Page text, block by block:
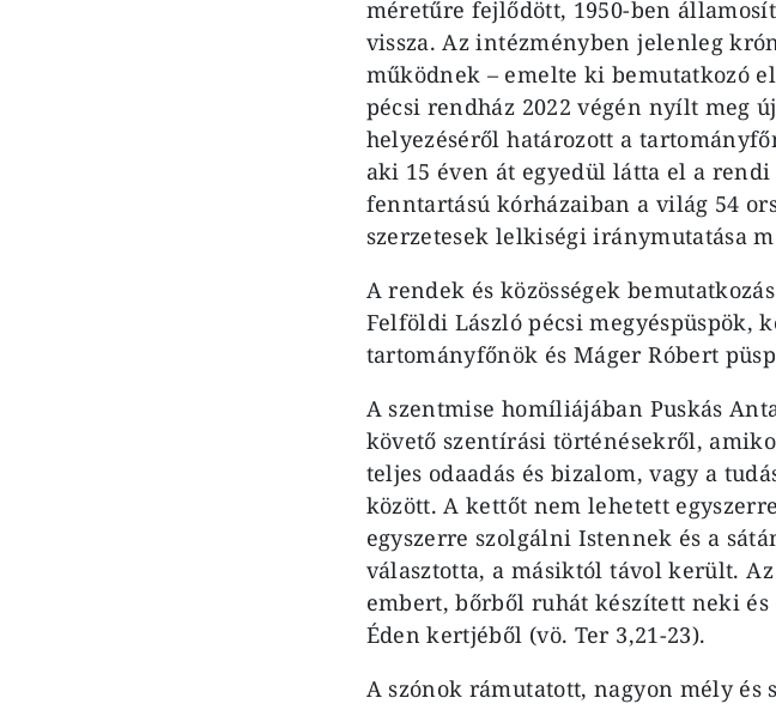
méretűre fejlődött, 1950-ben
vissza. Az intézményben jelenleg
működnek – emelte ki bemutatkozó
pécsi rendház 2022 végén nyílt meg
helyezéséről határozott a
aki 15 éven át egyedül látta el a
fenntartású kórházaiban a világ 54
szerzetesek lelkiségi iránymutatása
A rendek és közösségek
Felföldi László pécsi megyéspüspök,
tartományfőnök és Máger Róbert
A szentmise homíliájában Puskás
követő szentírási történésekről,
teljes odaadás és bizalom, vagy a
között. A kettőt nem lehetett
egyszerre szolgálni Istennek és a
választotta, a másiktól távol került.
embert, bőrből ruhát készített neki
Éden kertjéből (vö. Ter 3,21-23).
A szónok rámutatott, nagyon mély